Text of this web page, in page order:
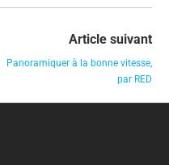
Article suivant
Panoramiquer à la bonne vitesse,
par RED